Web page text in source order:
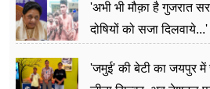
'अभी भी मौक़ा है गुजरात
दोषियों को सजा
'जमुई' की बेटी का जयपुर